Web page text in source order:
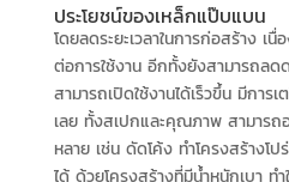
ประโยชน์ของเหล็กแป๊บแบน
โดยลดระยะเวลาในการก่อสร้าง เ
ต่อการใช้งาน อีกทั้งยังสามารถลด
สามารถเปิดใช้งานได้เร็วขึ้น มีการ
เลย ทั้งสเปกและคุณภาพ สามารถ
หลาย เช่น ดัดโค้ง ทำโครงสร้างโ
ได้ ด้วยโครงสร้างที่มีน้ำหนักเบา ท